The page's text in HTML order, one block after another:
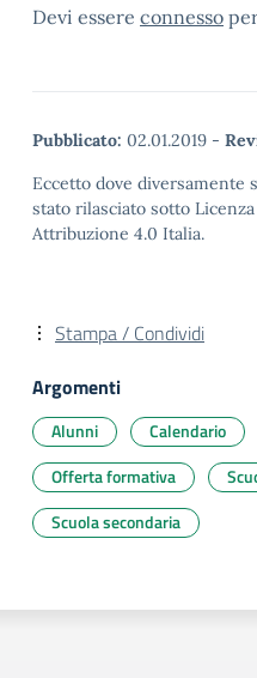
Devi essere connesso
Pubblicato: 02.01.2019 -
Eccetto dove diversamente
stato rilasciato sotto
Attribuzione 4.0 Italia.
Stampa / Condividi
Argomenti
Alunni Calendario
Offerta formativa
Scuola secondaria